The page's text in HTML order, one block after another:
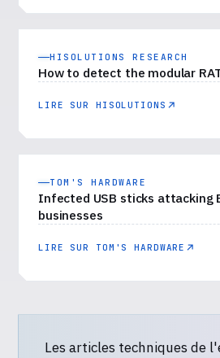
HISOLUTIONS RESEARCH
How to detect the modular
LIRE SUR HISOLUTIONS
TOM'S HARDWARE
Infected USB sticks attacking
businesses
LIRE SUR TOM'S HARDWARE
Les articles techniques de